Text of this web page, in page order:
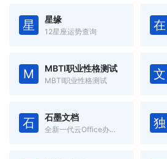
星 星缘
12星座运势查询 在
M MBTI职业性格测试
MBTI职业性格测试 文
石 石墨文档
全新一代云Office办公软件,支持多人在线协同办公 独